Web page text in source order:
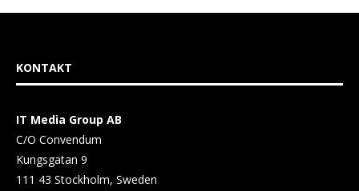
KONTAKT
IT Media Group AB
C/O Convendum
Kungsgatan 9
111 43 Stockholm, Sweden